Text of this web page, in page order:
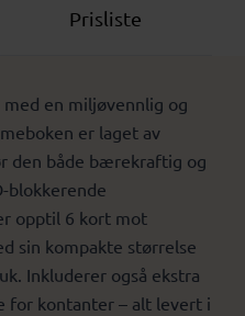
Prisliste
en miljøvennlig og
er laget av
den både bærekraftig og
blokkerende
opptil 6 kort mot
sin kompakte størrelse
Inkluderer også ekstra
for kontanter – alt levert i